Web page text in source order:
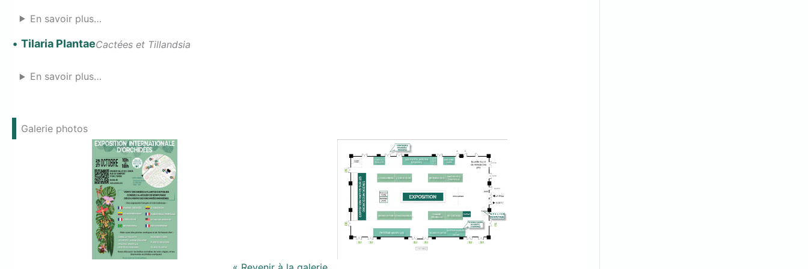
En savoir plus…
• Tilaria PlantaeCactées et Tillandsia
En savoir plus…
Galerie photos